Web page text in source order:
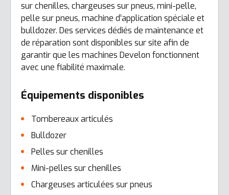
sur chenilles, chargeuses sur pneus, mini-pelle,
pelle sur pneus, machine d’application spéciale et
bulldozer. Des services dédiés de maintenance et
de réparation sont disponibles sur site afin de
garantir que les machines Develon fonctionnent
avec une fiabilité maximale.
Équipements disponibles
Tombereaux articulés
Bulldozer
Pelles sur chenilles
Mini-pelles sur chenilles
Chargeuses articulées sur pneus